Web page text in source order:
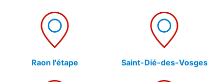
Raon l'étape Saint-Dié-des-Vosges